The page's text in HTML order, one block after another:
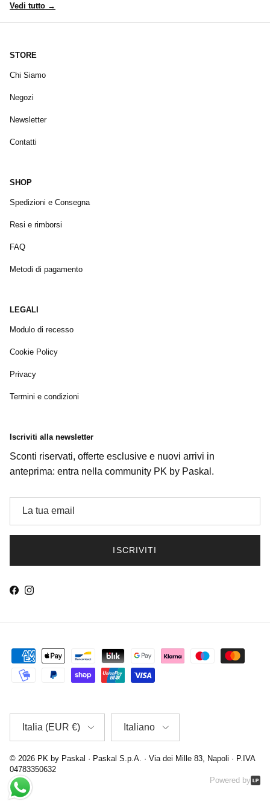
Vedi tutto →
STORE
Chi Siamo
Negozi
Newsletter
Contatti
SHOP
Spedizioni e Consegna
Resi e rimborsi
FAQ
Metodi di pagamento
LEGALI
Modulo di recesso
Cookie Policy
Privacy
Termini e condizioni
Iscriviti alla newsletter
Sconti riservati, offerte esclusive e nuovi arrivi in
anteprima: entra nella community PK by Paskal.
ISCRIVITI
Facebook
Instagram
Italia (EUR €) Italiano
© 2026 PK by Paskal · Paskal S.p.A. · Via dei Mille 83, Napoli · P.IVA
04783350632
Powered by